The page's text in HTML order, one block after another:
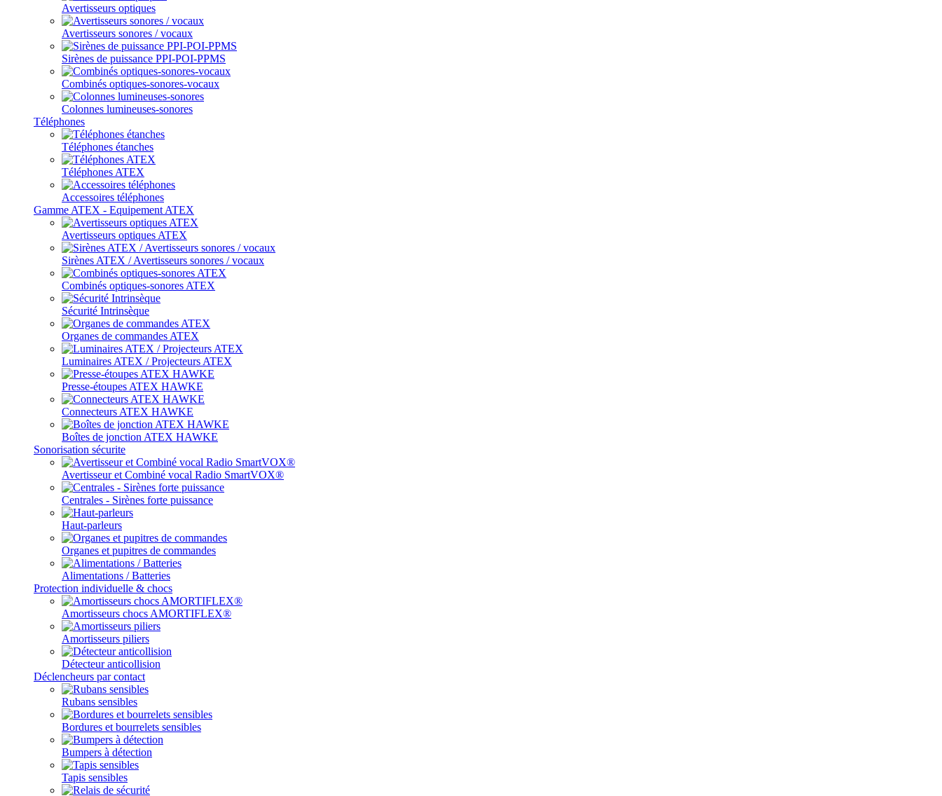
Avertisseurs optiques
Avertisseurs sonores / vocaux
Sirènes de puissance PPI-POI-PPMS
Combinés optiques-sonores-vocaux
Colonnes lumineuses-sonores
Téléphones
Téléphones étanches
Téléphones ATEX
Accessoires téléphones
Gamme ATEX - Equipement ATEX
Avertisseurs optiques ATEX
Sirènes ATEX / Avertisseurs sonores / vocaux
Combinés optiques-sonores ATEX
Sécurité Intrinsèque
Organes de commandes ATEX
Luminaires ATEX / Projecteurs ATEX
Presse-étoupes ATEX HAWKE
Connecteurs ATEX HAWKE
Boîtes de jonction ATEX HAWKE
Sonorisation sécurite
Avertisseur et Combiné vocal Radio SmartVOX®
Centrales - Sirènes forte puissance
Haut-parleurs
Organes et pupitres de commandes
Alimentations / Batteries
Protection individuelle & chocs
Amortisseurs chocs AMORTIFLEX®
Amortisseurs piliers
Détecteur anticollision
Déclencheurs par contact
Rubans sensibles
Bordures et bourrelets sensibles
Bumpers à détection
Tapis sensibles